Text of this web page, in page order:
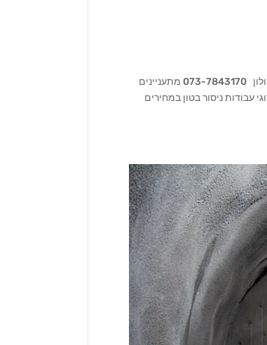
ניסור וקידוח בטון בחולון ניסור בטון בחולון | חיתוך בטון בחולון | קידוח בטון בחולוןכל סוגי עבודות הבטון בחולון 073-7843170 מתעניינים
עבודות ניסור בטון במחירים